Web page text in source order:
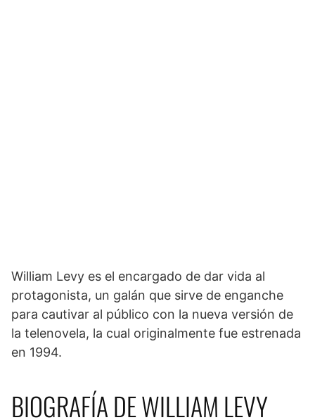
William Levy es el encargado de dar vida al
protagonista, un galán que sirve de enganche
para cautivar al público con la nueva versión de
la telenovela, la cual originalmente fue estrenada
en 1994.
BIOGRAFÍA DE WILLIAM LEVY